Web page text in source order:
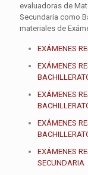
evaluadoras de
Secundaria como
materiales de
EXÁMENES
EXÁMENES
EXÁMENES
EXÁMENES
EXÁMENES
SECUNDARIA